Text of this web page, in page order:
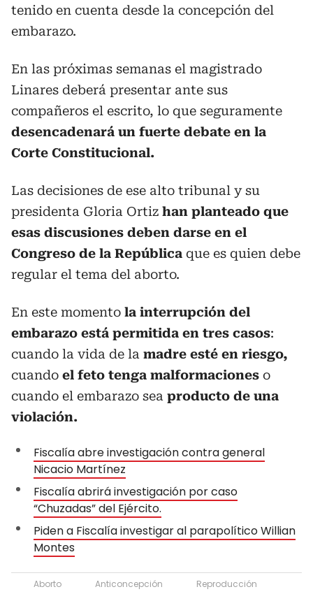
tenido en cuenta desde la concepción del
embarazo.
En las próximas semanas el magistrado
Linares deberá presentar ante sus
compañeros el escrito, lo que seguramente
desencadenará un fuerte debate en la
Corte Constitucional.
Las decisiones de ese alto tribunal y su
presidenta Gloria Ortiz han planteado que
esas discusiones deben darse en el
Congreso de la República que es quien debe
regular el tema del aborto.
En este momento la interrupción del
embarazo está permitida en tres casos:
cuando la vida de la madre esté en riesgo,
cuando el feto tenga malformaciones o
cuando el embarazo sea producto de una
violación.
Fiscalía abre investigación contra general
Nicacio Martínez
Fiscalía abrirá investigación por caso
“Chuzadas” del Ejército.
Piden a Fiscalía investigar al parapolítico Willian
Montes
Aborto Anticoncepción
Reproducción